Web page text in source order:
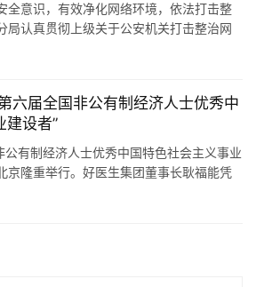
全意识，有效净化网络环境，依法打击整
局认真贯彻上级关于公安机关打击整治网
六届全国非公有制经济人士优秀中
建设者”
有制经济人士优秀中国特色社会主义事业
京隆重举行。好医生集团董事长耿福能凭